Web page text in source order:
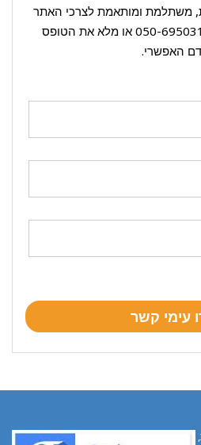
משתלמת ומותאמת לצרכי האתר
050- או מלא את הטופס
האפשרי.